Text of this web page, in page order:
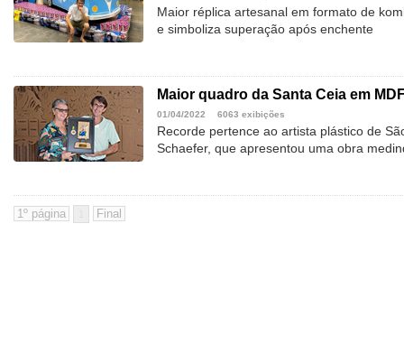
Maior réplica artesanal em formato de
e simboliza superação após enchente
Maior quadro da Santa Ceia em
01/04/2022 6063 exibições
Recorde pertence ao artista plástico de
Schaefer, que apresentou uma obra